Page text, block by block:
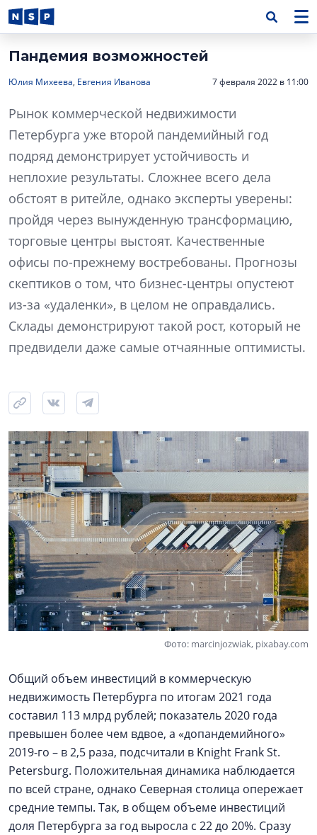
Пандемия возможностей
Юлия Михеева, Евгения Иванова 7 февраля 2022 в 11:00
Рынок коммерческой недвижимости
Петербурга уже второй пандемийный год
подряд демонстрирует устойчивость и
неплохие результаты. Сложнее всего дела
обстоят в ритейле, однако эксперты уверены:
пройдя через вынужденную трансформацию,
торговые центры выстоят. Качественные
офисы по-прежнему востребованы. Прогнозы
скептиков о том, что бизнес-центры опустеют
из-за «удаленки», в целом не оправдались.
Склады демонстрируют такой рост, который не
предвидели даже самые отчаянные оптимисты.
Фото: marcinjozwiak, pixabay.com
Общий объем инвестиций в коммерческую
недвижимость Петербурга по итогам 2021 года
составил 113 млрд рублей; показатель 2020 года
превышен более чем вдвое, а «допандемийного»
2019-го – в 2,5 раза, подсчитали в Knight Frank St.
Petersburg. Положительная динамика наблюдается
по всей стране, однако Северная столица опережает
средние темпы. Так, в общем объеме инвестиций
доля Петербурга за год выросла с 22 до 20%. Сразу